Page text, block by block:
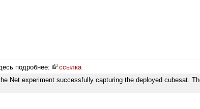
подробнее:
ссылка
Net experiment successfully capturing the deployed cubesat.